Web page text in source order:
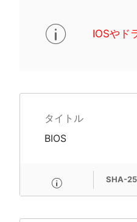
IOSやド
タイトル
BIOS
SHA-